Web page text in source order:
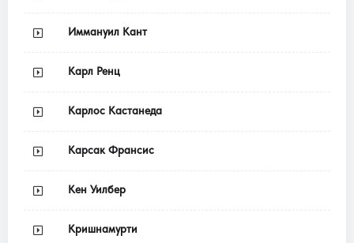
Иммануил Кант
Карл Ренц
Карлос Кастанеда
Карсак Франсис
Кен Уилбер
Кришнамурти